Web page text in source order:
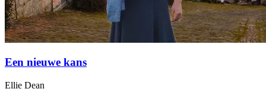
Een nieuwe kans
Ellie Dean